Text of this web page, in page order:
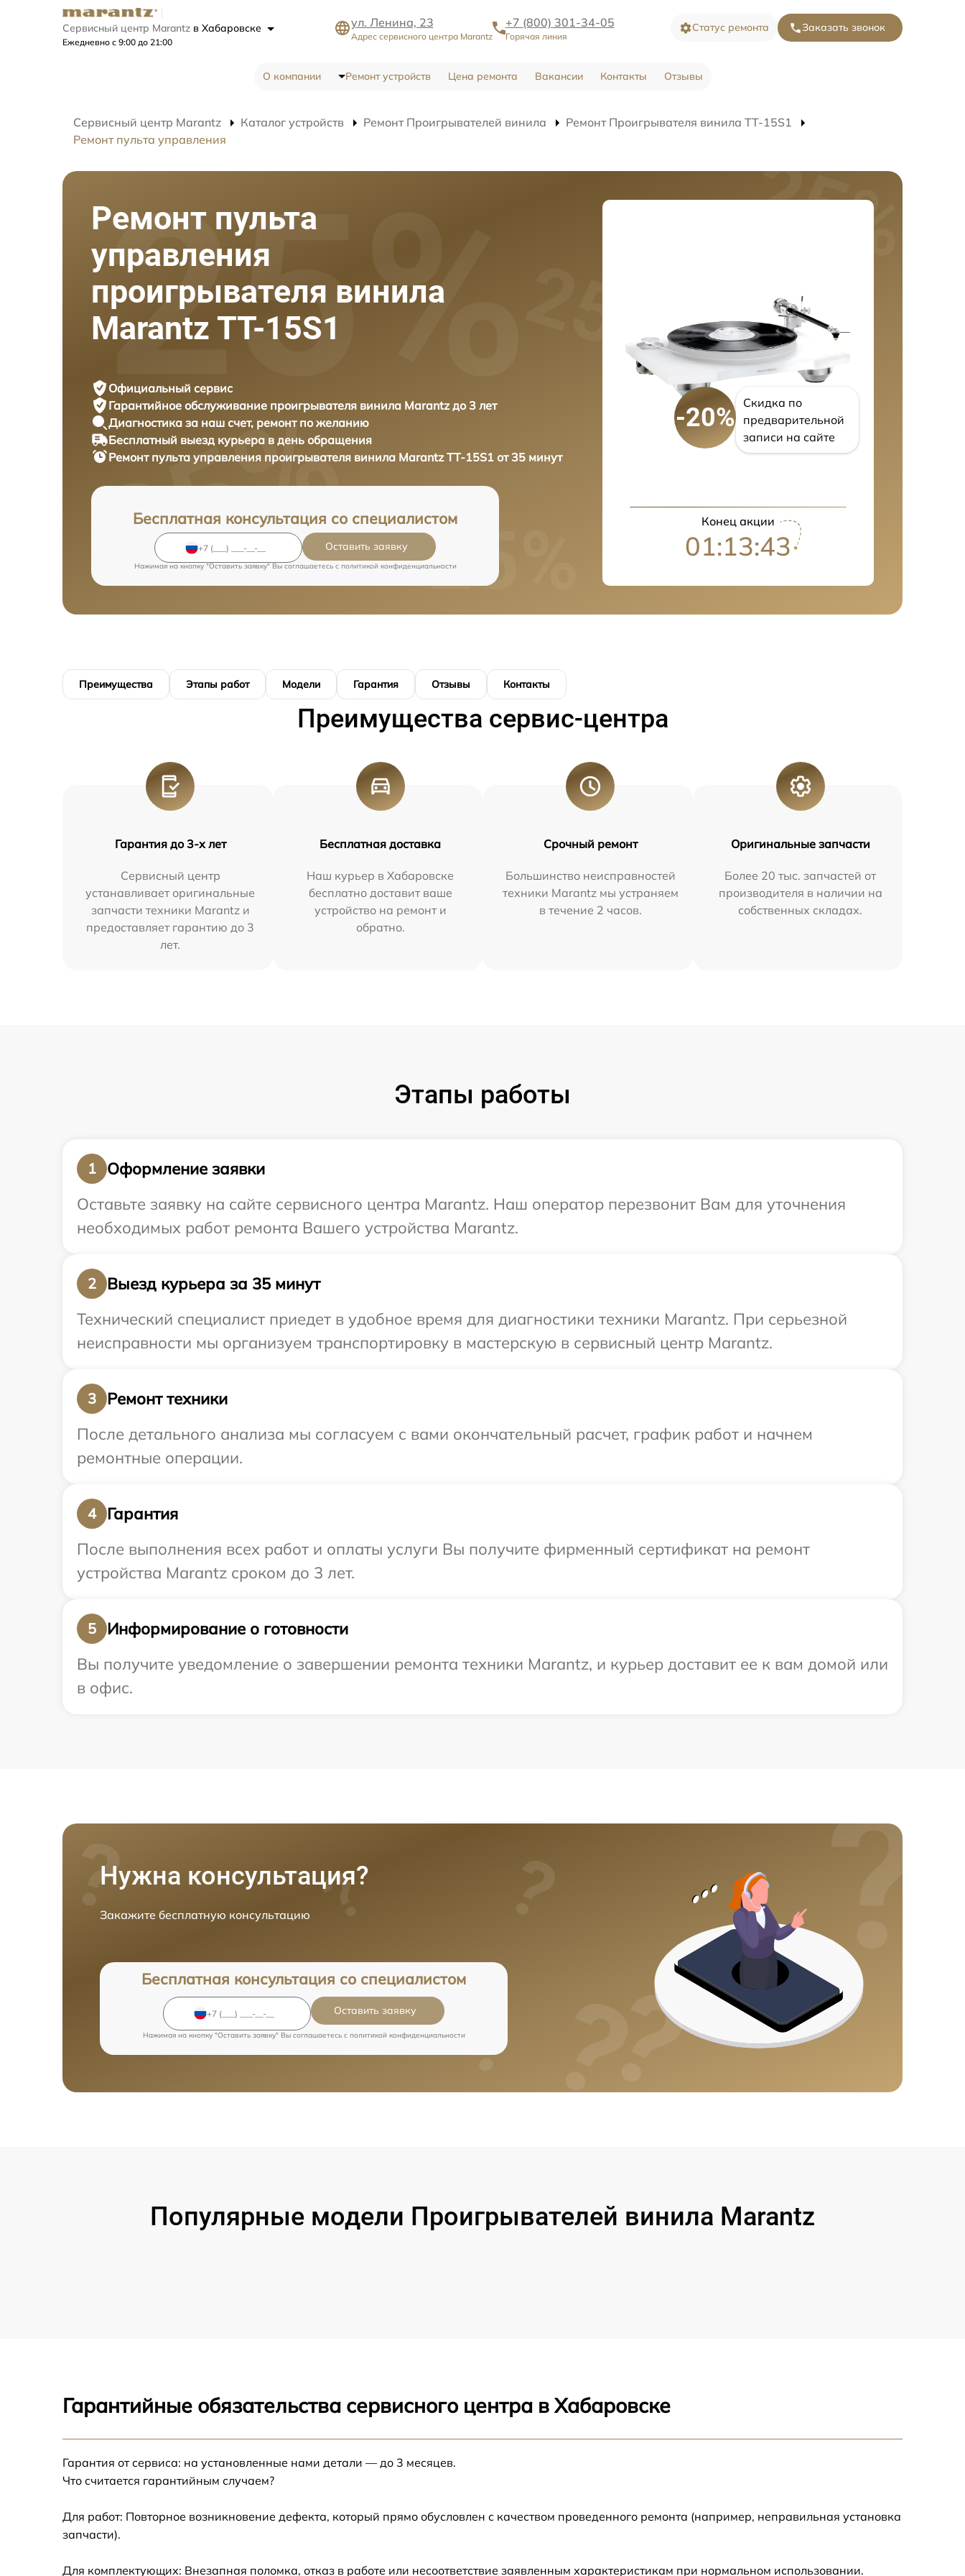
Сервисный центр Marantz в Хабаровске
Ежедневно с 9:00 до 21:00
ул. Ленина, 23
Адрес сервисного центра Marantz
+7 (800) 301-34-05
Горячая линия
Статус ремонта Заказать звонок
О компании Ремонт устройств Цена ремонта Вакансии Контакты Отзывы
Сервисный центр Marantz Каталог устройств Ремонт Проигрывателей винила
Ремонт Проигрывателя винила TT-15S1
Ремонт пульта управления
Ремонт пульта
управления
проигрывателя винила
Marantz TT-15S1
Официальный сервис
Гарантийное обслуживание проигрывателя винила Marantz до 3 лет
Диагностика за наш счет, ремонт по желанию
Бесплатный выезд курьера в день обращения
Ремонт пульта управления проигрывателя винила Marantz TT-15S1 от 35 минут
Бесплатная консультация со специалистом
Оставить заявку
Нажимая на кнопку "Оставить заявку" Вы соглашаетесь c политикой конфиденциальности
-20%
Скидка по
предварительной
записи на сайте
Конец акции
01:13:41
Преимущества Этапы работ Модели Гарантия Отзывы Контакты
Преимущества сервис-центра
Гарантия до 3-х лет
Сервисный центр
устанавливает оригинальные
запчасти техники Marantz и
предоставляет гарантию до 3
лет.
Бесплатная доставка
Наш курьер в Хабаровске
бесплатно доставит ваше
устройство на ремонт и
обратно.
Срочный ремонт
Большинство неисправностей
техники Marantz мы устраняем
в течение 2 часов.
Оригинальные запчасти
Более 20 тыс. запчастей от
производителя в наличии на
собственных складах.
Этапы работы
1
Оформление заявки
Оставьте заявку на сайте сервисного центра Marantz. Наш оператор перезвонит Вам для уточнения
необходимых работ ремонта Вашего устройства Marantz.
2
Выезд курьера за 35 минут
Технический специалист приедет в удобное время для диагностики техники Marantz. При серьезной
неисправности мы организуем транспортировку в мастерскую в сервисный центр Marantz.
3
Ремонт техники
После детального анализа мы согласуем с вами окончательный расчет, график работ и начнем
ремонтные операции.
4
Гарантия
После выполнения всех работ и оплаты услуги Вы получите фирменный сертификат на ремонт
устройства Marantz сроком до 3 лет.
5
Информирование о готовности
Вы получите уведомление о завершении ремонта техники Marantz, и курьер доставит ее к вам домой или
в офис.
Нужна консультация?
Закажите бесплатную консультацию
Бесплатная консультация со специалистом
Оставить заявку
Нажимая на кнопку "Оставить заявку" Вы соглашаетесь c политикой конфиденциальности
Популярные модели Проигрывателей винила Marantz
Гарантийные обязательства сервисного центра в Хабаровске
Гарантия от сервиса: на установленные нами детали — до 3 месяцев.
Что считается гарантийным случаем?
Для работ: Повторное возникновение дефекта, который прямо обусловлен с качеством проведенного ремонта (например, неправильная установка
запчасти).
Для комплектующих: Внезапная поломка, отказ в работе или несоответствие заявленным характеристикам при нормальном использовании.